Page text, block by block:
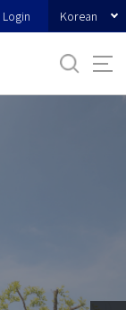
Login Korean